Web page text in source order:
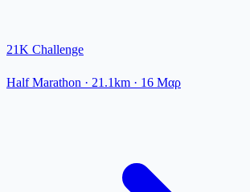
21K Challenge
Half Marathon · 21.1km · 16 Μαρ